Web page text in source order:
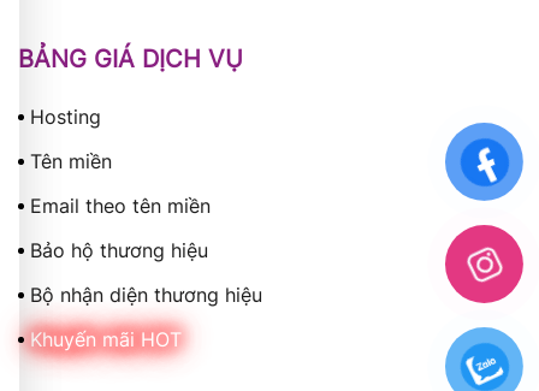
BẢNG GIÁ DỊCH VỤ
Hosting
Tên miền
Email theo tên miền
Bảo hộ thương hiệu
Bộ nhận diện thương hiệu
Khuyến mãi HOT